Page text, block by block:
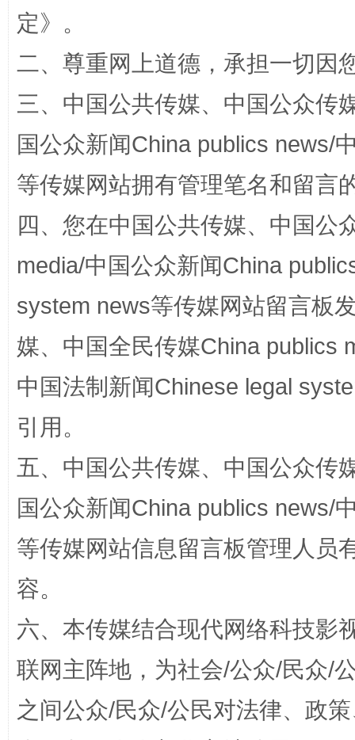
站台名比不上好声名
漫山遍野的桃花与雪山、麦地、白藏房 除
定》。
二、尊重网上道德，承担一切因
三、中国公共传媒、中国公众传
国公众新闻China publics news/
等传媒网站拥有管理笔名和留言
四、您在中国公共传媒、中国公
media/中国公众新闻China
system news等传媒网站留言板
媒、中国全民传媒China publics
中国法制新闻Chinese legal
引用。
五、中国公共传媒、中国公众传
国公众新闻China publics news/
等传媒网站信息留言板管理人员
容。
六、本传媒结合现代网络科技影
联网主阵地，为社会/公众/民众/
之间公众/民众/公民对法律、政